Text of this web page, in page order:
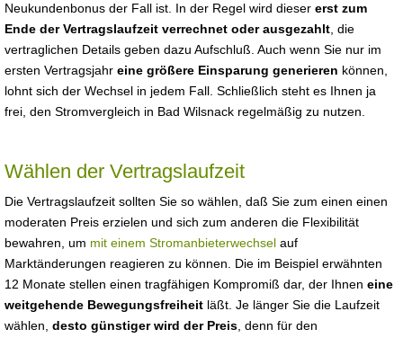
Neukundenbonus der Fall ist. In der Regel wird dieser erst zum
Ende der Vertragslaufzeit verrechnet oder ausgezahlt , die
vertraglichen Details geben dazu Aufschluß. Auch wenn Sie nur im
ersten Vertragsjahr eine größere Einsparung generieren können,
lohnt sich der Wechsel in jedem Fall. Schließlich steht es Ihnen ja
frei, den Stromvergleich in Bad Wilsnack regelmäßig zu nutzen.
Wählen der Vertragslaufzeit
Die Vertragslaufzeit sollten Sie so wählen, daß Sie zum einen einen
moderaten Preis erzielen und sich zum anderen die Flexibilität
bewahren, um mit einem Stromanbieterwechsel auf
Marktänderungen reagieren zu können. Die im Beispiel erwähnten
12 Monate stellen einen tragfähigen Kompromiß dar, der Ihnen eine
weitgehende Bewegungsfreiheit läßt. Je länger Sie die Laufzeit
wählen, desto günstiger wird der Preis , denn für den